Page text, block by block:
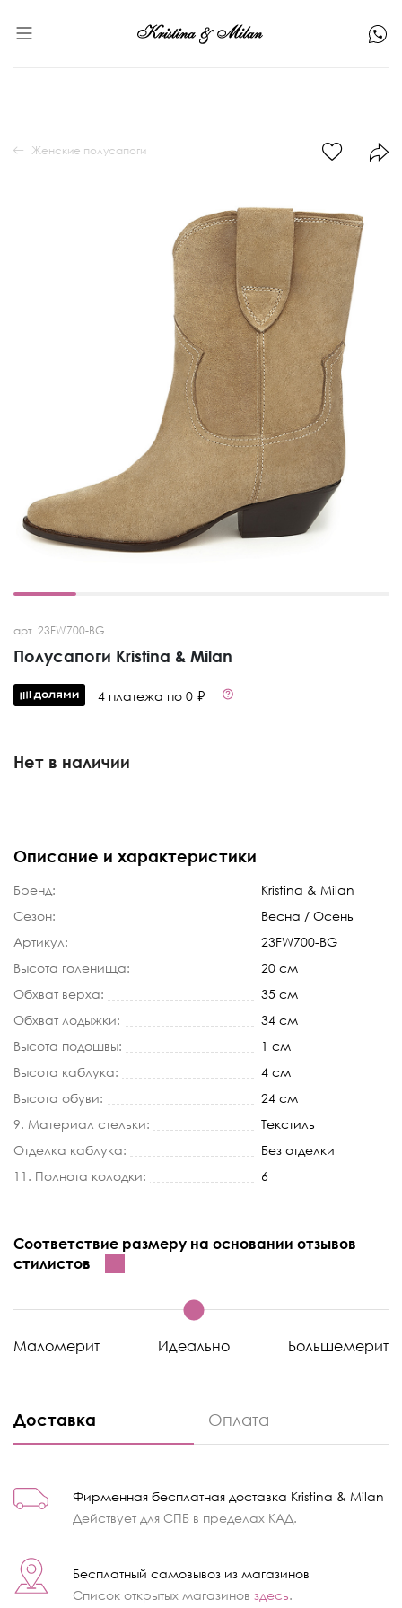
арт. 23FW700-BG
Полусапоги Kristina & Milan
4 платежа по 0 ₽
Нет в наличии
Женские полусапоги
Описание и характеристики
Бренд:
Kristina & Milan
Сезон:
Весна / Осень
Артикул:
23FW700-BG
Высота голенища:
20 см
Обхват верха:
35 см
Обхват лодыжки:
34 см
Высота подошвы:
1 см
Высота каблука:
4 см
Высота обуви:
24 см
9. Материал стельки:
Текстиль
Отделка каблука:
Без отделки
11. Полнота колодки:
6
Соответствие размеру на основании отзывов
стилистов
Маломерит Идеально Большемерит
Доставка Оплата
Фирменная бесплатная доставка Kristina & Milan
Действует для СПБ в пределах КАД.
Бесплатный самовывоз из магазинов
Список открытых магазинов здесь.